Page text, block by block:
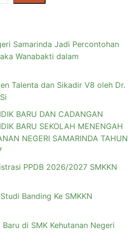
Samarinda Jadi Percontohan
Wanabakti dalam
Talenta dan Sikadir V8 oleh Dr.
BARU DAN CADANGAN
BARU SEKOLAH MENENGAH
NEGERI SAMARINDA TAHUN
PPDB 2026/2027 SMKKN
Banding Ke SMKKN
di SMK Kehutanan Negeri